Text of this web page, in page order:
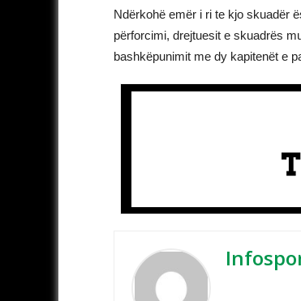
Ndërkohë emër i ri te kjo skuadër
përforcimi, drejtuesit e skuadrës
bashkëpunimit me dy kapitenët e